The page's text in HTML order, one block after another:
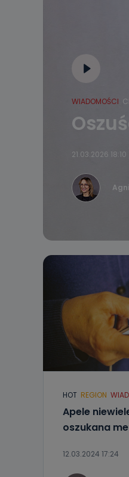
WIADOMOŚCI
21.03.2026 18:10
HOT REGION
Apele
oszukana
12.03.2024 17:24